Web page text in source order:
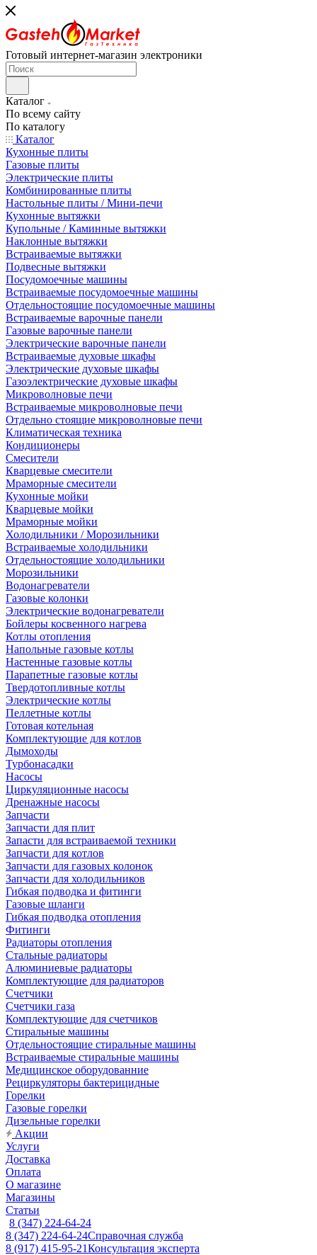
Готовый интернет-магазин электроники
Каталог
По всему сайту
По каталогу
Каталог
Кухонные плиты
Газовые плиты
Электрические плиты
Комбинированные плиты
Настольные плиты / Мини-печи
Кухонные вытяжки
Купольные / Каминные вытяжки
Наклонные вытяжки
Встраиваемые вытяжки
Подвесные вытяжки
Посудомоечные машины
Встраиваемые посудомоечные машины
Отдельностоящие посудомоечные машины
Встраиваемые варочные панели
Газовые варочные панели
Электрические варочные панели
Встраиваемые духовые шкафы
Электрические духовые шкафы
Газоэлектрические духовые шкафы
Микроволновые печи
Встраиваемые микроволновые печи
Отдельно стоящие микроволновые печи
Климатическая техника
Кондиционеры
Смесители
Кварцевые смесители
Мраморные смесители
Кухонные мойки
Кварцевые мойки
Мраморные мойки
Холодильники / Морозильники
Встраиваемые холодильники
Отдельностоящие холодильники
Морозильники
Водонагреватели
Газовые колонки
Электрические водонагреватели
Бойлеры косвенного нагрева
Котлы отопления
Напольные газовые котлы
Настенные газовые котлы
Парапетные газовые котлы
Твердотопливные котлы
Электрические котлы
Пеллетные котлы
Готовая котельная
Комплектующие для котлов
Дымоходы
Турбонасадки
Насосы
Циркуляционные насосы
Дренажные насосы
Запчасти
Запчасти для плит
Запасти для встраиваемой техники
Запчасти для котлов
Запчасти для газовых колонок
Запчасти для холодильников
Гибкая подводка и фитинги
Газовые шланги
Гибкая подводка отопления
Фитинги
Радиаторы отопления
Стальные радиаторы
Алюминиевые радиаторы
Комплектующие для радиаторов
Счетчики
Счетчики газа
Комплектующие для счетчиков
Стиральные машины
Отдельностоящие стиральные машины
Встраиваемые стиральные машины
Медицинское оборудованние
Рециркуляторы бактерицидные
Горелки
Газовые горелки
Дизельные горелки
Акции
Услуги
Доставка
Оплата
О магазине
Магазины
Статьи
8 (347) 224-64-24
8 (347) 224-64-24Справочная служба
8 (917) 415-95-21Консультация эксперта